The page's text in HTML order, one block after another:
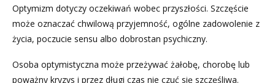
Optymizm dotyczy oczekiwań wobec przyszłości. Szczęście
może oznaczać chwilową przyjemność, ogólne zadowolenie z
życia, poczucie sensu albo dobrostan psychiczny.
Osoba optymistyczna może przeżywać żałobę, chorobę lub
poważny kryzys i przez długi czas nie czuć się szczęśliwa.